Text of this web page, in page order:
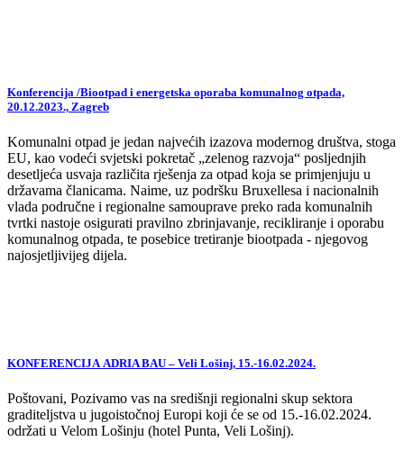
Konferencija /Biootpad i energetska oporaba komunalnog otpada,
20.12.2023., Zagreb
Komunalni otpad je jedan najvećih izazova modernog društva, stoga
EU, kao vodeći svjetski pokretač „zelenog razvoja“ posljednjih
desetljeća usvaja različita rješenja za otpad koja se primjenjuju u
državama članicama. Naime, uz podršku Bruxellesa i nacionalnih
vlada područne i regionalne samouprave preko rada komunalnih
tvrtki nastoje osigurati pravilno zbrinjavanje, recikliranje i oporabu
komunalnog otpada, te posebice tretiranje biootpada - njegovog
najosjetljivijeg dijela.
KONFERENCIJA ADRIA BAU – Veli Lošinj, 15.-16.02.2024.
Poštovani, Pozivamo vas na središnji regionalni skup sektora
graditeljstva u jugoistočnoj Europi koji će se od 15.-16.02.2024.
održati u Velom Lošinju (hotel Punta, Veli Lošinj).